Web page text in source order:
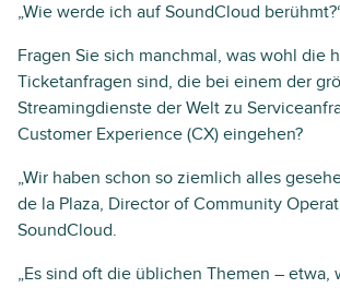
„Wie werde ich auf SoundCloud
Fragen Sie sich manchmal, was wohl die
Ticketanfragen sind, die bei einem der
Streamingdienste der Welt zu
Customer Experience (CX) eingehen?
„Wir haben schon so ziemlich alles
de la Plaza, Director of Community
SoundCloud.
„Es sind oft die üblichen Themen – etwa,